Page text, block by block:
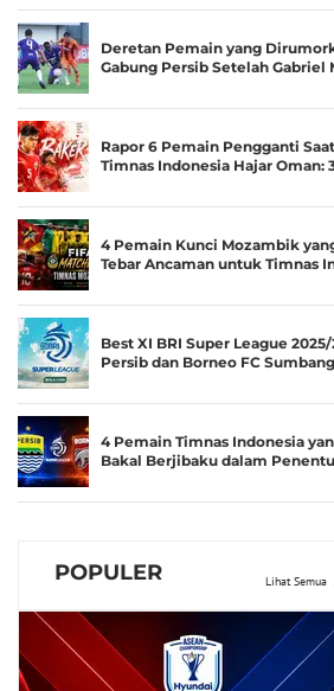
Spesialis Runner-up Menjadi
Juara
Deretan Pemain yang
Gabung Persib Setelah Gabriel
Rapor 6 Pemain Pengganti Saat
Timnas Indonesia Hajar Oman:
4 Pemain Kunci Mozambik
Tebar Ancaman untuk Timnas
Best XI BRI Super League
Persib dan Borneo FC
4 Pemain Timnas Indonesia
Bakal Berjibaku dalam
POPULER Lihat Semua